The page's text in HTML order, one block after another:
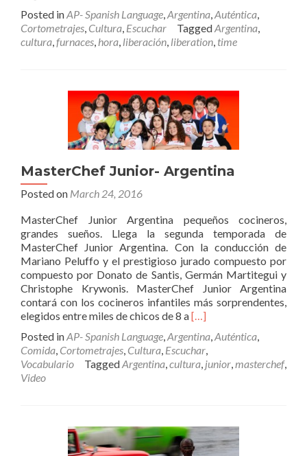
about
Documental
Posted inAP- Spanish Language Argentina Auténtica
Cortometrajes Cultura Escuchar TaggedArgentina
cultura furnaces hora liberación liberation time
MasterChef Junior- Argentina
Posted on March 24, 2016
MasterChef Junior Argentina pequeños cocineros,
grandes sueños. Llega la segunda temporada de
MasterChef Junior Argentina. Con la conducción de
Mariano Peluffo y el prestigioso jurado compuesto por
compuesto por Donato de Santis, Germán Martitegui y
Christophe Krywonis. MasterChef Junior Argentina
contará con los cocineros infantiles más sorprendentes,
elegidos entre miles de chicos de 8 aRead
about
MasterChef
Junior-
[…]
Posted inAP- Spanish Language,Argentina,Auténtica,
Comida, Cortometrajes, Cultura, Escuchar,
Vocabulario
TaggedArgentina,cultura, junior,masterchef,
Video